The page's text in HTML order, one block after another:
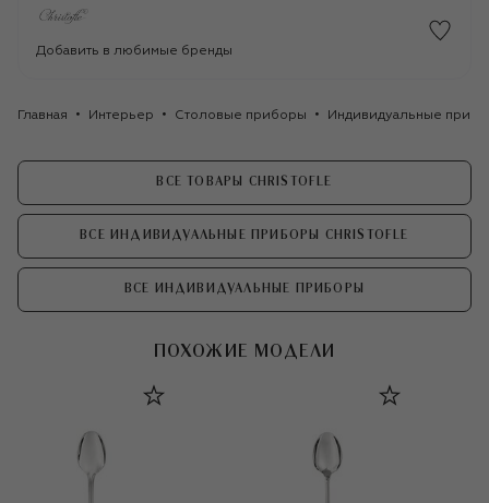
Добавить в любимые бренды
Главная Интерьер Столовые приборы Индивидуальные
ВСЕ ТОВАРЫ CHRISTOFLE
ВСЕ ИНДИВИДУАЛЬНЫЕ ПРИБОРЫ CHRISTOFLE
ВСЕ ИНДИВИДУАЛЬНЫЕ ПРИБОРЫ
ПОХОЖИЕ МОДЕЛИ